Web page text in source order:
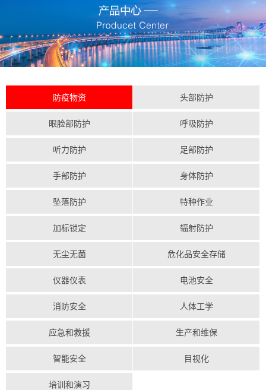
防疫物资 头部防护
眼脸部防护 呼吸防护
听力防护 足部防护
手部防护 身体防护
坠落防护 特种作业
加标锁定 辐射防护
无尘无菌 危化品安全存储
仪器仪表 电池安全
消防安全 人体工学
应急和救援 生产和维保
智能安全 目视化
培训和演习